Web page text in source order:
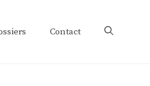
Contact